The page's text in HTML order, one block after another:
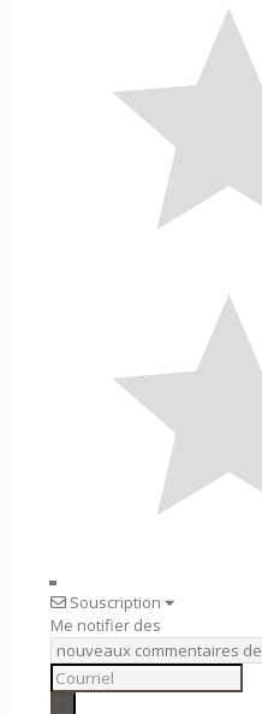
Souscription
Me notifier des